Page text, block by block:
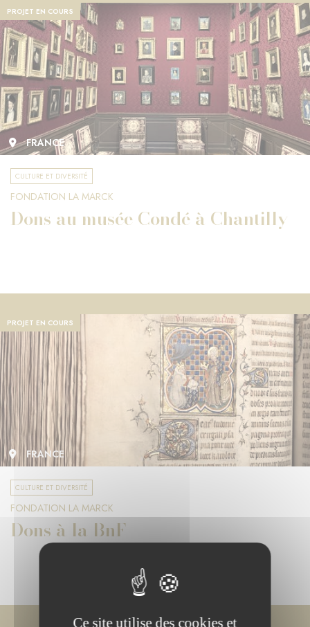
PROJET EN COURS
FRANCE
CULTURE ET DIVERSITÉ
FONDATION LA MARCK
Dons au musée Condé à Chantilly
PROJET EN COURS
FRANCE
CULTURE ET DIVERSITÉ
FONDATION LA MARCK
Dons à la BnF
Ce site utilise des cookies et